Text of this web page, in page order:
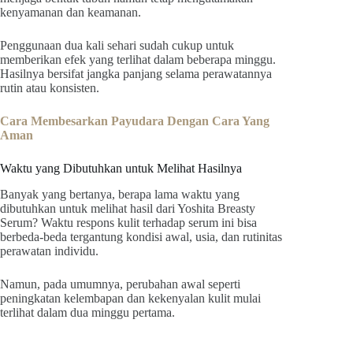
kenyamanan dan keamanan.
Penggunaan dua kali sehari sudah cukup untuk
memberikan efek yang terlihat dalam beberapa minggu.
Hasilnya bersifat jangka panjang selama perawatannya
rutin atau konsisten.
Cara Membesarkan Payudara Dengan Cara Yang
Aman
Waktu yang Dibutuhkan untuk Melihat Hasilnya
Banyak yang bertanya, berapa lama waktu yang
dibutuhkan untuk melihat hasil dari Yoshita Breasty
Serum? Waktu respons kulit terhadap serum ini bisa
berbeda-beda tergantung kondisi awal, usia, dan rutinitas
perawatan individu.
Namun, pada umumnya, perubahan awal seperti
peningkatan kelembapan dan kekenyalan kulit mulai
terlihat dalam dua minggu pertama.